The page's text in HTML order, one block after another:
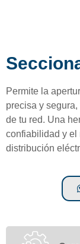
Permite la
precisa y
de tu red. Una
confiabilidad y el
distribución